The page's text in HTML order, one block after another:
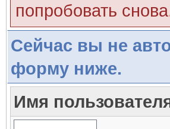
попробовать
Сейчас вы не
форму ниже.
Имя